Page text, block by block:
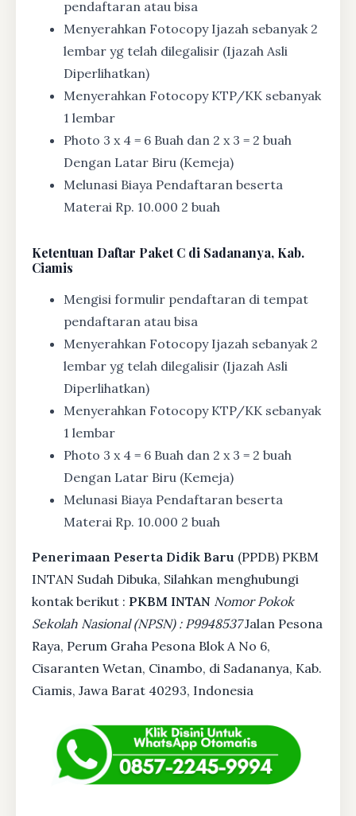
pendaftaran atau bisa
Menyerahkan Fotocopy Ijazah sebanyak 2
lembar yg telah dilegalisir (Ijazah Asli
Diperlihatkan)
Menyerahkan Fotocopy KTP/KK sebanyak
1 lembar
Photo 3 x 4 = 6 Buah dan 2 x 3 = 2 buah
Dengan Latar Biru (Kemeja)
Melunasi Biaya Pendaftaran beserta
Materai Rp. 10.000 2 buah
Ketentuan Daftar Paket C di Sadananya, Kab.
Ciamis
Mengisi formulir pendaftaran di tempat
pendaftaran atau bisa
Menyerahkan Fotocopy Ijazah sebanyak 2
lembar yg telah dilegalisir (Ijazah Asli
Diperlihatkan)
Menyerahkan Fotocopy KTP/KK sebanyak
1 lembar
Photo 3 x 4 = 6 Buah dan 2 x 3 = 2 buah
Dengan Latar Biru (Kemeja)
Melunasi Biaya Pendaftaran beserta
Materai Rp. 10.000 2 buah
Penerimaan Peserta Didik Baru (PPDB) PKBM
INTAN Sudah Dibuka, Silahkan menghubungi
kontak berikut : PKBM INTAN Nomor Pokok
Sekolah Nasional (NPSN) : P9948537Jalan Pesona
Raya, Perum Graha Pesona Blok A No 6,
Cisaranten Wetan, Cinambo, di Sadananya, Kab.
Ciamis, Jawa Barat 40293, Indonesia